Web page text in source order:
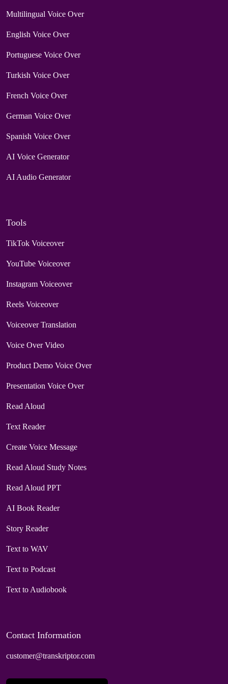
Multilingual Voice Over
English Voice Over
Portuguese Voice Over
Turkish Voice Over
French Voice Over
German Voice Over
Spanish Voice Over
AI Voice Generator
AI Audio Generator
Tools
TikTok Voiceover
YouTube Voiceover
Instagram Voiceover
Reels Voiceover
Voiceover Translation
Voice Over Video
Product Demo Voice Over
Presentation Voice Over
Read Aloud
Text Reader
Create Voice Message
Read Aloud Study Notes
Read Aloud PPT
AI Book Reader
Story Reader
Text to WAV
Text to Podcast
Text to Audiobook
Contact Information
customer@transkriptor.com